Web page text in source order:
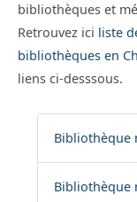
bibliothèques et
Retrouvez ici liste
bibliothèques en
liens ci-desssous.
Bibliothèque
Bibliothèque